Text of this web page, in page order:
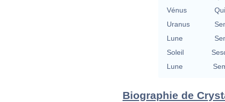
Vénus
Uranus
Lune
Soleil
Lune
Biographie de